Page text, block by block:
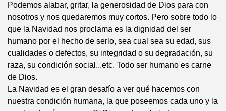
Podemos alabar, gritar, la generosidad de Dios para con
nosotros y nos quedaremos muy cortos. Pero sobre todo lo
que la Navidad nos proclama es la dignidad del ser
humano por el hecho de serlo, sea cual sea su edad, sus
cualidades o defectos, su integridad o su degradación, su
raza, su condición social...etc. Todo ser humano es carne
de Dios.
La Navidad es el gran desafío a ver qué hacemos con
nuestra condición humana, la que poseemos cada uno y la